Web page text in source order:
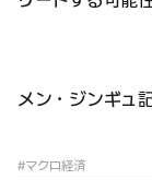
メン・ジンギュ
#マクロ経済